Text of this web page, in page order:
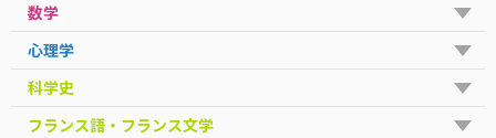
数学
心理学
科学史
フランス語・フランス文学